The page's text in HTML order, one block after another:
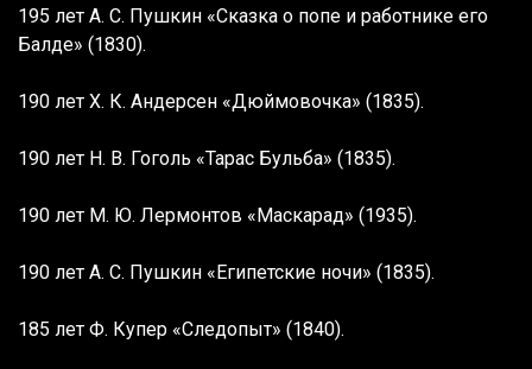
195 лет А. С. Пушкин «Сказка о попе и работнике его
Балде» (1830).
190 лет Х. К. Андерсен «Дюймовочка» (1835).
190 лет Н. В. Гоголь «Тарас Бульба» (1835).
190 лет М. Ю. Лермонтов «Маскарад» (1935).
190 лет А. С. Пушкин «Египетские ночи» (1835).
185 лет Ф. Купер «Следопыт» (1840).